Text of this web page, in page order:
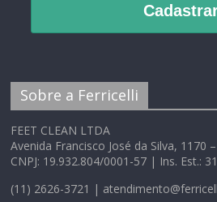
Sobre a Ferricelli
FEET CLEAN LTDA
Avenida Francisco José da Silva, 1170
CNPJ: 19.932.804/0001-57 | Ins. Est.:
(11) 2626-3721 |